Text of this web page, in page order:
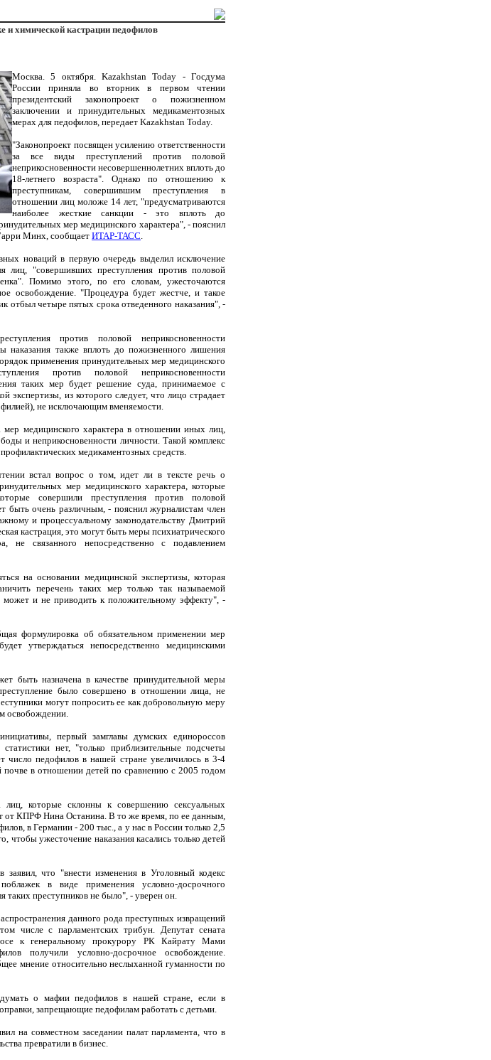
и химической кастрации педофилов
Москва. 5 октября. Kazakhstan Today - Госдума
России приняла во вторник в первом чтении
президентский законопроект о пожизненном
заключении и принудительных медикаментозных
мерах для педофилов, передает Kazakhstan Today.
"Законопроект посвящен усилению ответственности
за все виды преступлений против половой
неприкосновенности несовершеннолетних вплоть до
18-летнего возраста". Однако по отношению к
преступникам, совершившим преступления в
отношении лиц моложе 14 лет, "предусматриваются
наиболее жесткие санкции - это вплоть до
мер медицинского характера", - пояснил
Минх, сообщает ИТАР-ТАСС.
новаций в первую очередь выделил исключение
лиц, "совершивших преступления против половой
Помимо этого, по его словам, ужесточаются
освобождение. "Процедура будет жестче, и такое
отбыл четыре пятых срока отведенного наказания", -
против половой неприкосновенности
наказания также вплоть до пожизненного лишения
применения принудительных мер медицинского
против половой неприкосновенности
таких мер будет решение суда, принимаемое с
экспертизы, из которого следует, что лицо страдает
не исключающим вменяемости.
мер медицинского характера в отношении иных лиц,
и неприкосновенности личности. Такой комплекс
медикаментозных средств.
встал вопрос о том, идет ли в тексте речь о
мер медицинского характера, которые
совершили преступления против половой
быть очень различным, - пояснил журналистам член
и процессуальному законодательству Дмитрий
кастрация, это могут быть меры психиатрического
не связанного непосредственно с подавлением
на основании медицинской экспертизы, которая
перечень таких мер только так называемой
может и не приводить к положительному эффекту", -
формулировка об обязательном применении мер
утверждаться непосредственно медицинскими
быть назначена в качестве принудительной меры
было совершено в отношении лица, не
могут попросить ее как добровольную меру
освобождении.
первый замглавы думских единороссов
нет, "только приблизительные подсчеты
число педофилов в нашей стране увеличилось в 3-4
почве в отношении детей по сравнению с 2005 годом
которые склонны к совершению сексуальных
от КПРФ Нина Останина. В то же время, по ее данным,
в Германии - 200 тыс., а у нас в России только 2,5
ужесточение наказания касались только детей
что "внести изменения в Уголовный кодекс
в виде применения условно-досрочного
таких преступников не было", - уверен он.
данного рода преступных извращений
числе с парламентских трибун. Депутат сената
к генеральному прокурору РК Кайрату Мами
получили условно-досрочное освобождение.
мнение относительно неслыханной гуманности по
о мафии педофилов в нашей стране, если в
запрещающие педофилам работать с детьми.
на совместном заседании палат парламента, что в
превратили в бизнес.